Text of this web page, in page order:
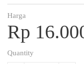
Harga
Rp
Quantity